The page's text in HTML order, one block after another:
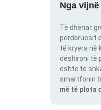
Nga
Të dhënat
përdoruesit
të kryera në
dëshironi të
është të
smartfonin
më të plota